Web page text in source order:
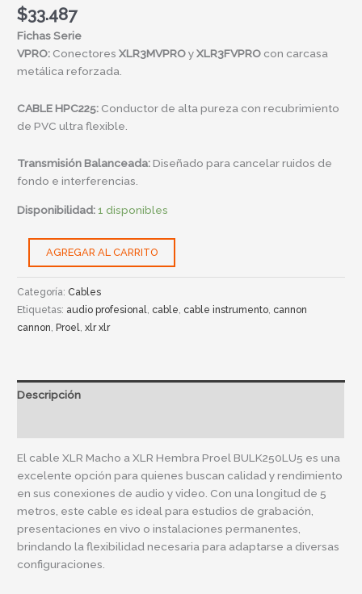
$33.487
Fichas Serie
VPRO: ConectoresXLR3MVPROyXLR3FVPRO con carcasa
metálica reforzada.
CABLE HPC225: Conductor de alta pureza con recubrimiento
de PVC ultra flexible.
Transmisión Balanceada:Diseñado para cancelar ruidos de
fondo e interferencias.
Disponibilidad:1 disponibles
AGREGAR AL CARRITO
Categoría: Cables
Etiquetas: audio profesional cable cable instrumento cannon
cannon ,Proel ,xlr xlr
Descripción
El cable XLR Macho a XLR Hembra Proel BULK250LU5 es una
excelente opción para quienes buscan calidad y rendimiento
en sus conexiones de audio y video. Con una longitud de 5
metros, este cable es ideal para estudios de grabación,
presentaciones en vivo o instalaciones permanentes,
brindando la flexibilidad necesaria para adaptarse a diversas
configuraciones.